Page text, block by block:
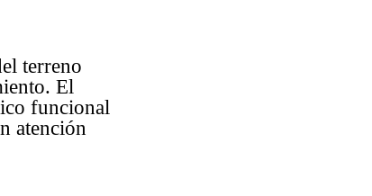
terreno
El
funcional
atención